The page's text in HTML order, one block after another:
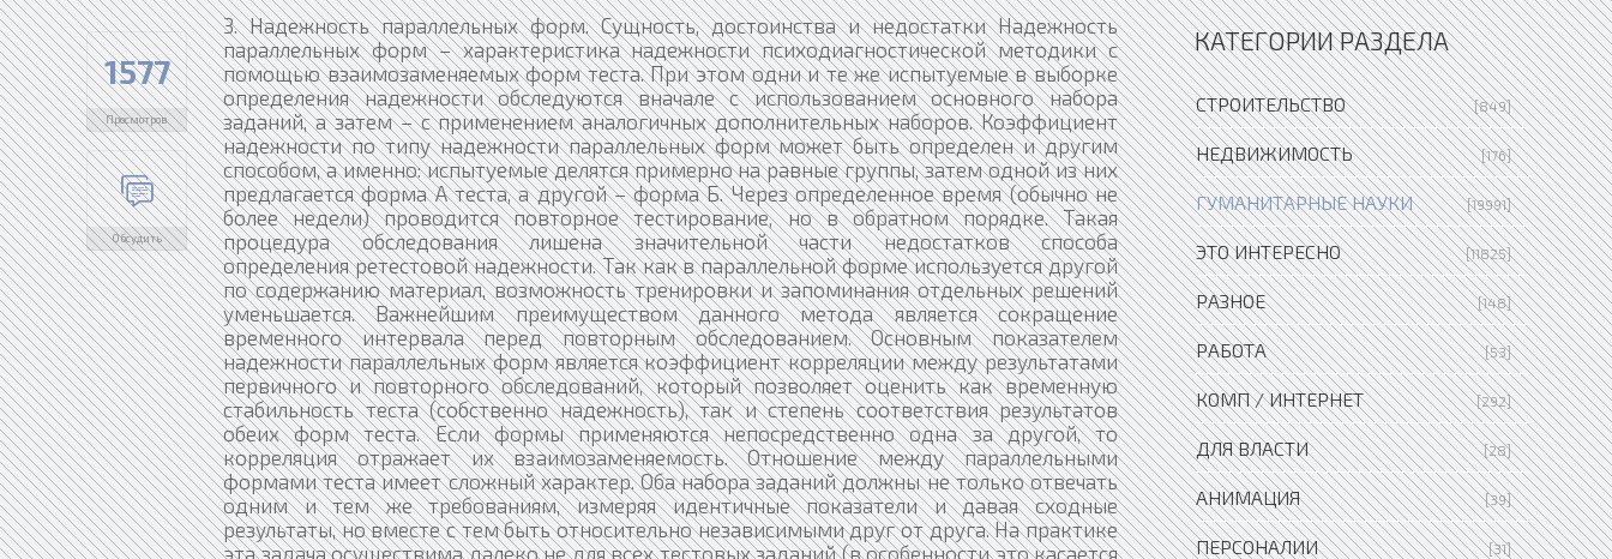
1577
Просмотров
Обсудить
3. Надежность параллельных форм. Сущность, достоинства и недостатки Надежность параллельных форм – характеристика надежности психодиагностической методики с помощью взаимозаменяемых форм теста. При этом одни и те же испытуемые в выборке определения надежности обследуются вначале с использованием основного набора заданий, а затем – с применением аналогичных дополнительных наборов. Коэффициент надежности по типу надежности параллельных форм может быть определен и другим способом, а именно: испытуемые делятся примерно на равные группы, затем одной из них предлагается форма А теста, а другой – форма Б. Через определенное время (обычно не более недели) проводится повторное тестирование, но в обратном порядке. Такая процедура обследования лишена значительной части недостатков способа определения ретестовой надежности. Так как в параллельной форме используется другой по содержанию материал, возможность тренировки и запоминания отдельных решений уменьшается. Важнейшим преимуществом данного метода является сокращение временного интервала перед повторным обследованием. Основным показателем надежности параллельных форм является коэффициент корреляции между результатами первичного и повторного обследований, который позволяет оценить как временную стабильность теста (собственно надежность), так и степень соответствия результатов обеих форм теста. Если формы применяются непосредственно одна за другой, то корреляция отражает их взаимозаменяемость. Отношение между параллельными формами теста имеет сложный характер. Оба набора заданий должны не только отвечать одним и тем же требованиям, измеряя идентичные показатели и давая сходные результаты, но вместе с тем быть относительно независимыми друг от друга. На практике эта задача осуществима далеко не для всех тестовых заданий (в особенности это касается личностных методик, опросников), что существенно ограничивает сферу применения надежности параллельных форм. Другим недостатком характеристики надежности по типу надежности параллельных форм является возможность усвоения испытуемым принципа решения, общего для основной и параллельной форм. Таким образом, в случае оценки надежности параллельных форм влияние тренировки и навыка, приобретаемого при повторном обследовании, если и снижается по сравнению с характеристикой надежности ретестовой, однако не устраняется полностью. 4. Надежность частей теста, ее определение методом расщепления. Уравнение Спирмена – Брауна. Определение коэффициента надежности с помощью формул Дж. Фланагана и Рюлона Надежность частей теста – характеристика надежности психодиагностической методики, получаемая путем анализа устойчивости результатов отдельных совокупностей тестовых задач или единичных пунктов (заданий) теста. Наиболее простым и распространенным способом определения надежности частей теста является метод расщепления, суть которого заключается в выполнении испытуемым заданий двух равноценных частей теста. Обоснованием метода является вывод о том, что при нормальном или близком к нормальному распределении оценок по полному тесту выполнение любого случайного набора из частей теста даст аналогичное распределение (при условии, что части однородны по характеру заданий, по отношению к тесту в целом). Для оценки надежности методом расщепления выбирают две эквивалентные по характеру и степени трудности группы задач. Разделение объема заданий теста на сопоставимые части достигается: 1) распределением заданий на четные и нечетные (в том случае, если задания в тесте строго ранжированы по степени субъективной трудности); 2) распределением пунктов по принципу близости или равенства значений индексов трудности. Такой принцип разделения пригоден для тестов достижений, в которых обязателен ответ испытуемых на все пункты; 3) распределением задач по времени решения каждой из частей (для тестов скорости). Для испытуемых в выборке определения надежности (раздельно для каждой из частей теста) вычисляются оценки успешности решений, среднеквадратические отклонения первого и второго рядов оценок и коэффициенты корреляции сравниваемых рядов. Естественно, эти коэффициенты будут характеризовать надежность лишь половины теста. Уравнение Спирмена – Брауна отражает влияние изменения количества заданий на коэффициент надежности теста: rt = nr' t / 1 + (n – 1) r' t, где rt – коэффициент надежности для полного объема заданий, r' t – его значение после изменения числа заданий, n – отношение нового числа заданий к первоначальному (если число заданий полного теста – 100, а его части, полученной методом расщепления на половины, – 50, то n = 0,5). Отсюда для полного теста: rt = 2r' t / 1 + r' t. Приведенные формулы справедливы для случаев равных стандартных отклонений обеих половин теста (σxl = σх2). Если σxl отличается от σх2, для определения коэффициента надежности применяется формула Фланагана: rt = 4σ xlσ х2r' t / σ xl + σх2 + 2σxlσх2r' t. При определении rt целого теста можно воспользоваться формулой Рюлона: rt = 1 – σ2Δ / σ2 x, где σ2Δ – дисперсия разностей между результатами каждого испытуемого по двум половинам теста, σ2 x – дисперсия суммарных результатов. В данном случае коэффициент надежности рассчитывается как доля истинной дисперсии результатов теста. Разделение заданий теста на равноценные половины является лишь частным случаем надежности частей теста. Вполне возможно расщепление на три, четыре и более частей. В предельном случае число частей равно числу пунктов. При разделении всего набора заданий теста на любое количество групп для правильного определения надежности частей теста, как уже указывалось выше, должно соблюдаться требование равноценности таких групп. Поэтому при вычислении коэффициента надежности методом анализа внутренней согласованности отобранные задания теста должны быть в высокой степени однородны по содержанию и трудности (гомогенны). При гетерогенных задачах значения rt ниже истинных. Характеристика надежности по типу надежности частей теста имеет серьезные преимущества по сравнению с надежностью ретестовой и надежностью параллельных форм главным образом благодаря отсутствию необходимости в повторном обследовании. Таким образом, снимается влияние многих посторонних факторов, в частности тренировки, запоминания решений и т. д. Это обстоятельство определяет широкое распространение методов характеристики надежности частей теста по сравнению с другими типами надежности. К недостаткам метода относится невозможность проверить устойчивость результатов теста спустя определенное время. Это требует комбинирования метода надежности частей теста с другими типами характеристики надежности психологической методики. ЛЕКЦИЯ № 10. Сущность валидности 1. Определения валидности Валидность (от англ. valid – «действительный, пригодный, имеющий силу») – комплексная характеристика методики (теста), включающая сведения об области исследуемых явлений и репрезентативности диагностической процедуры по отношению к ним. В наиболее простой и общей формулировке валидность теста – это «понятие, указывающее нам, что тест измеряет и насколько хорошо он это делает» А. Анастази, 1982). В стандартных требованиях к психологическим и образовательным тестам валидность определяется как комплекс сведений о том, относительно каких групп психологических свойств личности могут быть сделаны выводы с помощью методики, а также о степени обоснованности выводов при использовании конкретных тестовых оценок или других форм оценивания. В психодиагностике валидность – обязательная и наиболее важная часть сведений о методике, включающая (наряду с указанными выше) данные о степени согласованности результатов теста с другими сведениями об исследуемой личности, полученными из различных источников (теоретических ожиданий, наблюдений, экспертных оценок, результатов других методик, достоверность которых установлена и т. д.), суждение об обоснованности прогноза развития исследуемого качества, связь изучаемой области поведения или особенности личности с определенными психологическими конструктами. Валидность описывает также конкретную направленность методики (контингент испытуемых по возрасту, уровню образования, социально-культурной принадлежности и т. д.) и степень обоснованности выводов в конкретных условиях использования теста. В совокупности сведений, характеризующих валидность теста, содержится информация об адекватности применяемой модели деятельности с точки зрения отражения в ней изучаемой психологической особенности, о степени однородности заданий (субтестов), включенных в тест, их сопоставимости при количественной оценке результатов теста в целом. 2. Важнейшие составляющие валидности Важнейшая составляющая валидности – определение области изучаемых свойств – имеет принципиальное теоретическое и практическое значение при выборе методики исследования и интерпретации ее данных. Содержащаяся в названии теста информация, как правило, недостаточна для суждения о сфере его применения. Это лишь обозначение, «имя» конкретной процедуры исследования. В качестве примера можно привести широко известную корректурную пробу. Область изучаемых свойств личности включает устойчивость и концентрацию внимания, психомоторную подвижность. Данная методика позволяет получать оценки выраженности этих психологических качеств у испытуемого, хорошо согласуется с показателями, полученными другими методами, и, следовательно, обладает высокой валидностью. Наряду с этим результаты выполнения корректурной пробы подвержены влиянию большого количества других факторов (нейродинамических особенностей, характеристик кратковременной и оперативной памяти, индивидуальной переносимости монотонии, развития навыка чтения, особенностей зрения и т. д.), по отношению к которым методика не является специфичной. В случае применения корректурной пробы для их измерения валидность будет невелика или сомнительна. Таким образом, очерчивая сферу применения методики, валидность отражает и уровень обоснованности результатов измерения. Очевидно, что при небольшом количестве сопутствующих факторов, влияющих на результат исследования, а значит, при их незначит КАТЕГОРИИ РАЗДЕЛА
СТРОИТЕЛЬСТВО [849]
НЕДВИЖИМОСТЬ [176]
ГУМАНИТАРНЫЕ НАУКИ [19991]
ЭТО ИНТЕРЕСНО [11825]
РАЗНОЕ [148]
РАБОТА [53]
КОМП / ИНТЕРНЕТ [292]
ДЛЯ ВЛАСТИ [28]
АНИМАЦИЯ [39]
ПЕРСОНАЛИИ [31]